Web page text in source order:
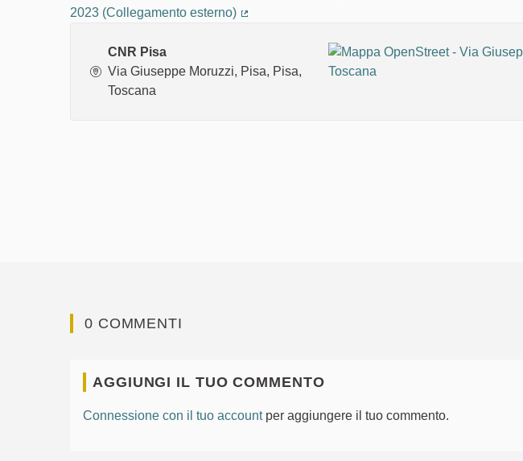
2023 (Collegamento esterno)
CNR Pisa
Via Giuseppe Moruzzi, Pisa, Pisa,
Toscana
0 COMMENTI
AGGIUNGI IL TUO COMMENTO
Connessione con il tuo accountper aggiungere il tuo commento.